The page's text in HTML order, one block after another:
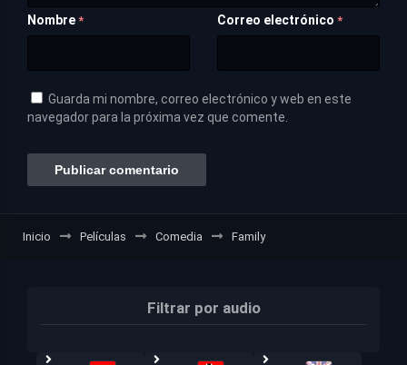
Nombre * Correo electrónico *
Guarda mi nombre, correo electrónico y web en este
navegador para la próxima vez que comente.
Inicio Películas Comedia Family
Filtrar por audio